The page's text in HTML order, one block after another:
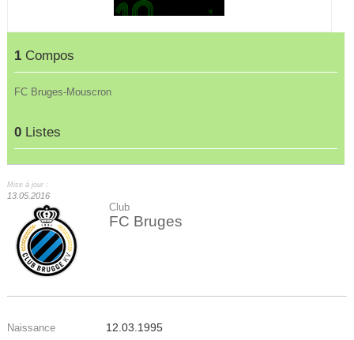
1 Compos
FC Bruges-Mouscron
0 Listes
Mise à jour :
13.05.2016
Club
FC Bruges
Naissance 12.03.1995